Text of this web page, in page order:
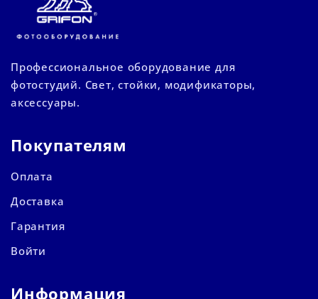
Профессиональное оборудование для
фотостудий. Свет, стойки, модификаторы,
аксессуары.
Покупателям
Оплата
Доставка
Гарантия
Войти
Информация